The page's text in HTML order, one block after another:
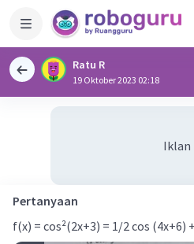
Ratu R
19 Oktober 2023 02:18
Iklan
Pertanyaan
f(x) = cos²(2x+3) = 1/2 cos (4x+6)